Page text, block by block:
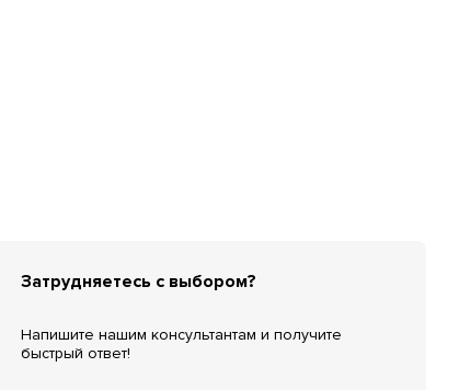
Затрудняетесь с выбором?
Напишите нашим консультантам и получите
быстрый ответ!